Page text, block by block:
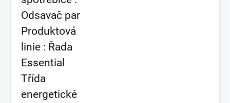
Odsavač par
Produktová
linie : Řada
Essential
Třída
energetické